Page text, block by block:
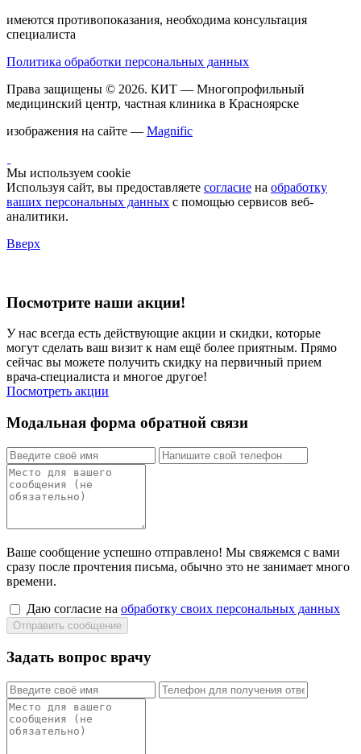
имеются противопоказания, необходима консультация
специалиста
Политика обработки персональных данных
Права защищены © 2026. КИТ — Многопрофильный
медицинский центр, частная клиника в Красноярске
изображения на сайте — Magnific
Мы используем cookie
Используя сайт, вы предоставляете согласие на обработку
ваших персональных данных с помощью сервисов веб-
аналитики.
Вверх
Посмотрите наши акции!
У нас всегда есть действующие акции и скидки, которые
могут сделать ваш визит к нам ещё более приятным. Прямо
сейчас вы можете получить скидку на первичный прием
врача-специалиста и многое другое!
Посмотреть акции
Модальная форма обратной связи
Ваше сообщение успешно отправлено! Мы свяжемся с вами
сразу после прочтения письма, обычно это не занимает много
времени.
Даю согласие на обработку своих персональных данных
Задать вопрос врачу